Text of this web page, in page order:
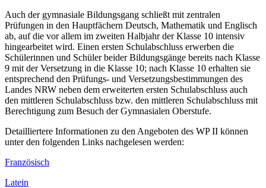
Auch der gymnasiale Bildungsgang schließt mit zentralen
Prüfungen in den Hauptfächern Deutsch, Mathematik und Englisch
ab, auf die vor allem im zweiten Halbjahr der Klasse 10 intensiv
hingearbeitet wird. Einen ersten Schulabschluss erwerben die
Schülerinnen und Schüler beider Bildungsgänge bereits nach Klasse
9 mit der Versetzung in die Klasse 10; nach Klasse 10 erhalten sie
entsprechend den Prüfungs- und Versetzungsbestimmungen des
Landes NRW neben dem erweiterten ersten Schulabschluss auch
den mittleren Schulabschluss bzw. den mittleren Schulabschluss mit
Berechtigung zum Besuch der Gymnasialen Oberstufe.
Detailliertere Informationen zu den Angeboten des WP II können
unter den folgenden Links nachgelesen werden:
Französisch
Latein